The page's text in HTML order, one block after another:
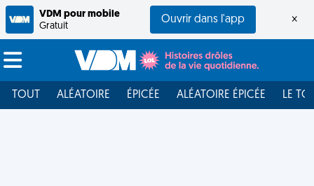
VDM pour mobile
Gratuit
Ouvrir dans l'app ×
TOUT ALÉATOIRE ÉPICÉE ALÉATOIRE ÉPICÉE LE